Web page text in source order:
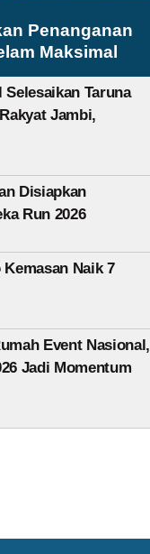
Penanganan
Maksimal
Taruna
Jambi,
Disiapkan
Run 2026
Naik 7
Event Nasional,
Jadi Momentum